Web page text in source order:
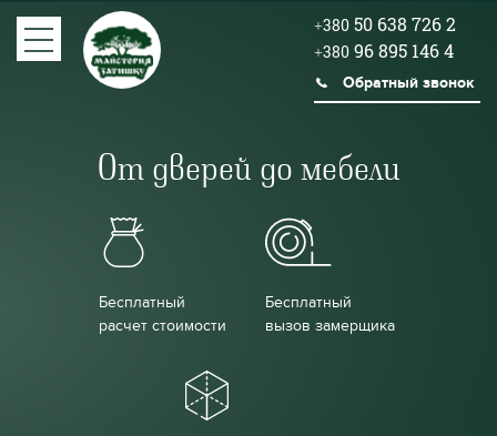
+380 50 638 726 2
+380 96 895 146 4
Обратный звонок
От дверей до мебели
Бесплатный
расчет стоимости
Бесплатный
вызов замерщика